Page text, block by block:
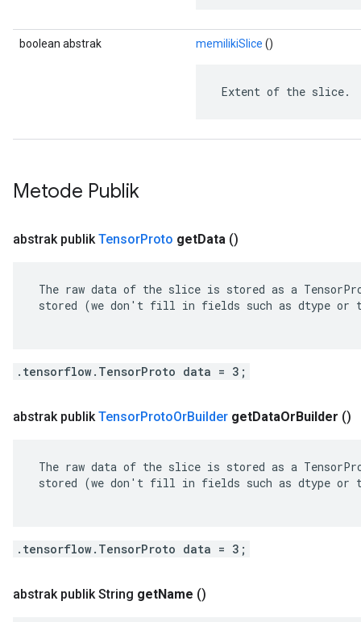
boolean abstrak memilikiSlice ()
Extent of the slice.
Metode Publik
abstrak publikTensorProto getData ()
The raw data of the slice is stored as a
stored (we don't fill in fields such as dtype or
.tensorflow.TensorProto data = 3;
abstrak publikTensorProtoOrBuilder getDataOrBuilder ()
The raw data of the slice is stored as a
stored (we don't fill in fields such as dtype or
.tensorflow.TensorProto data = 3;
abstrak publik String getName ()